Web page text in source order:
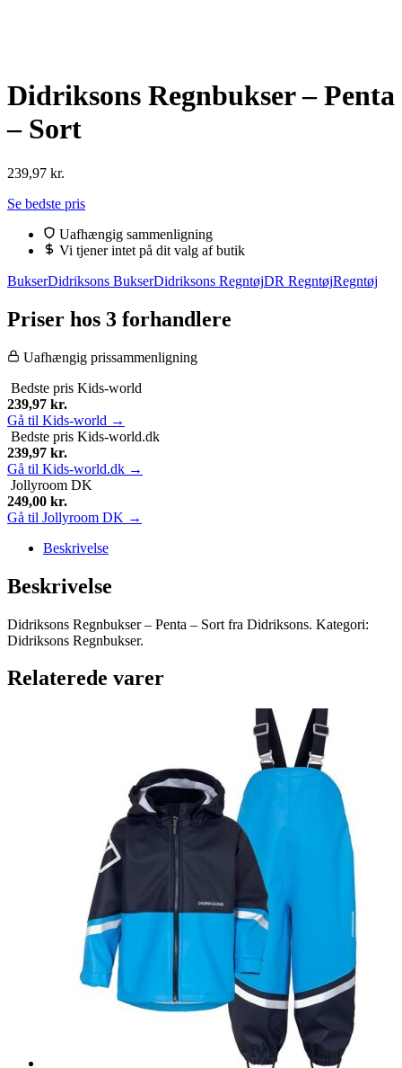
Didriksons Regnbukser – Penta
– Sort
239,97 kr.
Se bedste pris
Uafhængig sammenligning
Vi tjener intet på dit valg af butik
BukserDidriksons BukserDidriksons RegntøjDR RegntøjRegntøj
Priser hos 3 forhandlere
Uafhængig prissammenligning
Bedste pris Kids-world
239,97 kr.
Gå til Kids-world →
Bedste pris Kids-world.dk
239,97 kr.
Gå til Kids-world.dk →
Jollyroom DK
249,00 kr.
Gå til Jollyroom DK →
Beskrivelse
Beskrivelse
Didriksons Regnbukser – Penta – Sort fra Didriksons. Kategori:
Didriksons Regnbukser.
Relaterede varer